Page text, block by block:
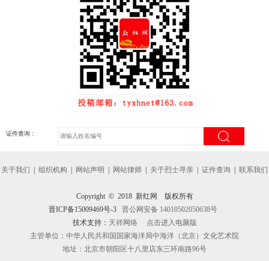
证件查询：
关于我们 | 组织机构 | 网站声明 | 网站律师 | 关于烈士寻亲 | 证件查询 | 联系我们
Copyright © 2018 新红网 版权所有
晋ICP备15009469号-3 晋公网安备 14010502050638号
技术支持： 天祥网络
点击进入电脑版
主管单位：中华人民共和国国家海洋局中海洋（北京）文化艺术院
地址：北京市朝阳区十八里店东三环南路96号